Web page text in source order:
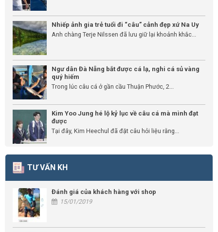
Nhiếp ảnh gia trẻ tuổi đi “câu” cảnh đẹp xứ Na Uy
Anh chàng Terje Nilssen đã lưu giữ lại khoảnh khắc...
Ngư dân Đà Nẵng bắt được cá lạ, nghi cá sủ vàng
quý hiếm
Trong lúc câu cá ở gần cầu Thuận Phước, 2...
Kim Yoo Jung hé lộ kỷ lục về câu cá mà mình đạt
được
Tại đây, Kim Heechul đã đặt câu hỏi liệu rằng...
TƯ VẤN KH
Đánh giá của khách hàng với shop
15/01/2019